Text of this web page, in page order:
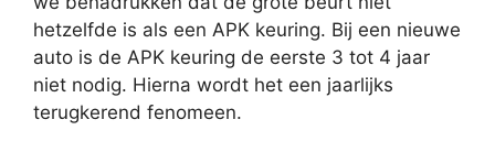
hetzelfde is als een APK keuring. Bij een nieuwe
auto is de APK keuring de eerste 3 tot 4 jaar
niet nodig. Hierna wordt het een jaarlijks
terugkerend fenomeen.